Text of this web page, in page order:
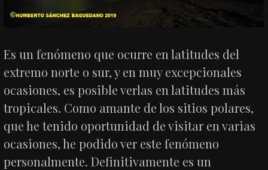
Es un fenómeno que ocurre en latitudes del
extremo norte o sur, y en muy excepcionales
ocasiones, es posible verlas en latitudes más
tropicales. Como amante de los sitios polares,
que he tenido oportunidad de visitar en varias
ocasiones, he podido ver este fenómeno
personalmente. Definitivamente es un